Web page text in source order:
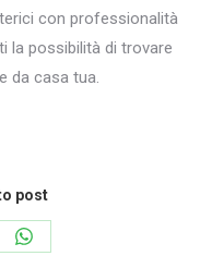
con professionalità
la possibilità di trovare
da casa tua.
post
Condividi